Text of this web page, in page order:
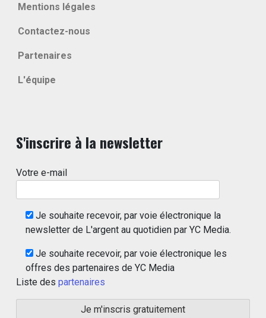
Mentions légales
Contactez-nous
Partenaires
L'équipe
S'inscrire à la newsletter
Votre e-mail
Je souhaite recevoir, par voie électronique la
newsletter de L'argent au quotidien par YC Media.
Je souhaite recevoir, par voie électronique les
offres des partenaires de YC Media
Liste des partenaires